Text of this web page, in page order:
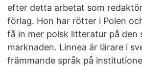
efter detta arbetat som
förlag. Hon har rötter i Polen
få in mer polsk litteratur på den
marknaden. Linnea är lärare i
främmande språk på